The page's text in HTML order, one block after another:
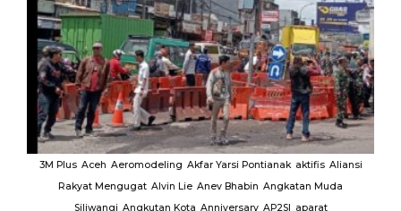
3M Plus Aceh Aeromodeling Akfar Yarsi Pontianak aktifis Aliansi
Rakyat Mengugat Alvin Lie Anev Bhabin Angkatan Muda
Siliwangi Angkutan Kota Anniversary AP2SI aparat